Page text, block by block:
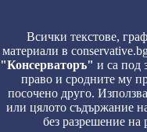
Всички текстове,
материали в
"Консерваторъ" и са под
право и сродните му
посочено друго.
или цялото съдържание
без разрешение на